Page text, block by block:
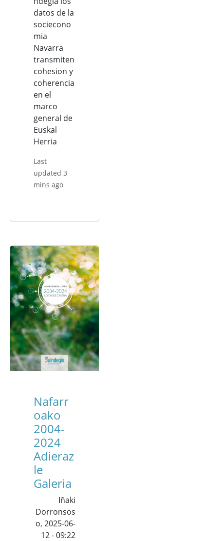
datos de la
sociecono
mia
Navarra
transmiten
cohesion y
coherencia
en el
marco
general de
Euskal
Herria
Last
updated 3
mins ago
Nafarr
oako
2004-
2024
Adieraz
le
Galeria
Iñaki
Dorronsos
o, 2025-06-
12 - 09:22